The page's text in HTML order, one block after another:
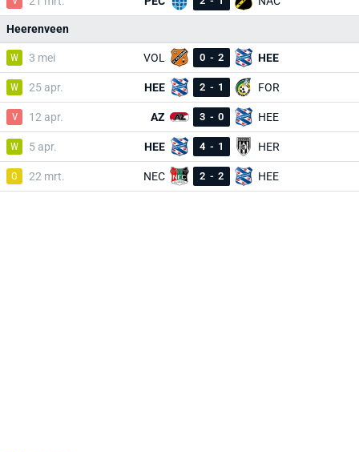
Heerenveen
W 3 mei VOL 0 - 2 HEE
W 25 apr. HEE 2 - 1 FOR
V 12 apr. AZ 3 - 0 HEE
W 5 apr. HEE 4 - 1 HER
G 22 mrt. NEC 2 - 2 HEE